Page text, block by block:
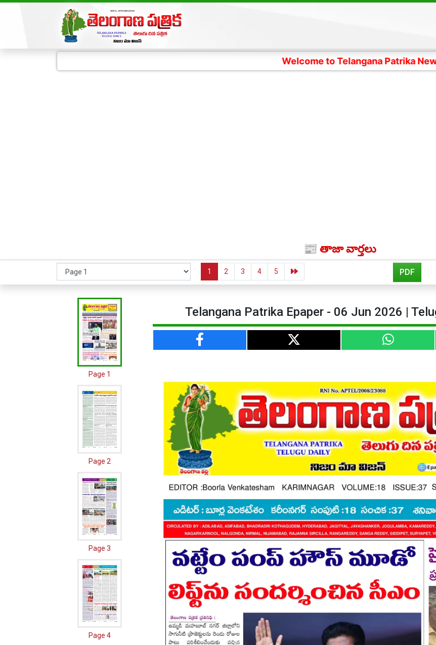
Welcome to Telangana Patrika News
📰 తాజా వార్తలు
1 2 3 4 5 PDF
Page 1
Page 2
Page 3
Page 4
Telangana Patrika Epaper - 06 Jun 2026 |